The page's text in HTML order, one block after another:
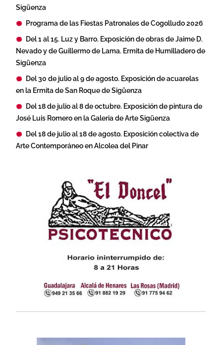
Sigüenza
Programa de las Fiestas Patronales de Cogolludo 2026
Del 1 al 15. Luz y Barro. Exposición de obras de Jaime D.
Nevado y de Guillermo de Lama. Ermita de Humilladero de
Sigüenza
Del 30 de julio al 9 de agosto. Exposición de acuarelas
en la Ermita de San Roque de Sigüenza
Del 18 de julio al 8 de octubre. Exposición de pintura de
José Luis Romero en la Galeria de Arte Sigüenza
Del 18 de julio al 18 de agosto. Exposición colectiva de
Arte Contemporáneo en Alcolea del Pinar